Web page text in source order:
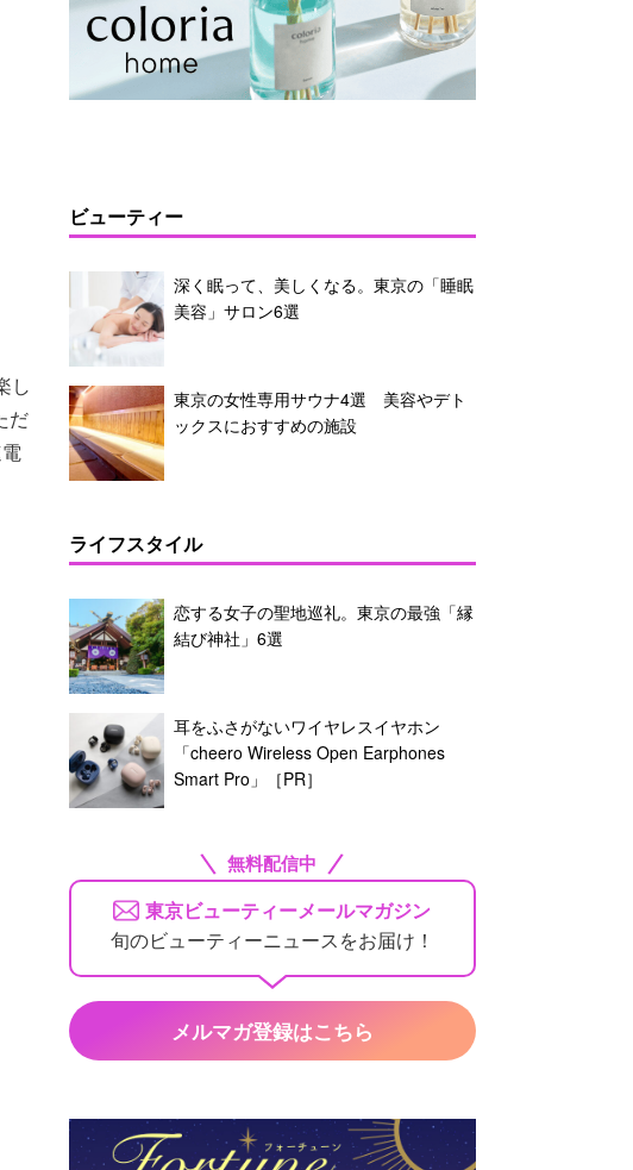
し
だ
ビューティー
深く眠って、美しくなる。東京の「睡眠
美容」サロン6選
東京の女性専用サウナ4選 美容やデト
ックスにおすすめの施設
ライフスタイル
恋する女子の聖地巡礼。東京の最強「縁
結び神社」6選
耳をふさがないワイヤレスイヤホン
「cheero Wireless Open Earphones
Smart Pro」［PR］
無料配信中
東京ビューティーメールマガジン
旬のビューティーニュースをお届け！
メルマガ登録はこちら